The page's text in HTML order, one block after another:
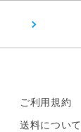
ご利用規約
送料について